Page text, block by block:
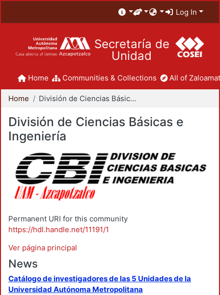
Log In
Secretaría de
Unidad
Home Communities & Collections All of
Home División de Ciencias Básicas e Ingeniería
División de Ciencias Básicas e
Ingeniería
Permanent URI for this community
https://hdl.handle.net/11191/1
Ver página principal
News
Catálogo de investigadores de las 5 Unidades de la
Universidad Autónoma Metropolitana